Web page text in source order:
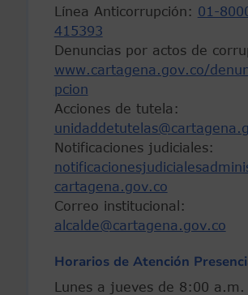
Línea Anticorrupción: 01-
415393
Denuncias por actos de
www.cartagena.gov.co/
pcion
Acciones de tutela:
Notificaciones judiciales:
cartagena.gov.co
Correo institucional:
alcalde@cartagena.gov.co
Horarios de Atención
Lunes a jueves de 8:00